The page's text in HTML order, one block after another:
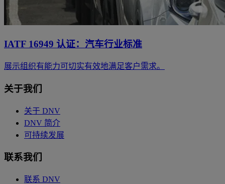
IATF 16949 认证：汽车行业标准
展示组织有能力可切实有效地满足客户需求。
关于我们
关于 DNV
DNV 简介
可持续发展
联系我们
联系 DNV